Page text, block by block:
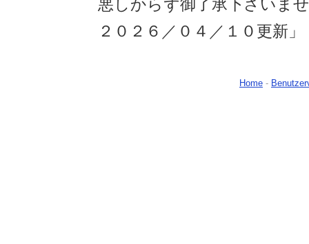
悪しからず御了承下さいま
２０２６／０４／１０更新」
Home -